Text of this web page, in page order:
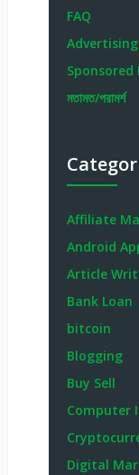
Privacy
FAQ
Advertising
Sponsored
Affiliate
Android
Article
Bank Loan
bitcoin
Blogging
Buy Sell
Computer